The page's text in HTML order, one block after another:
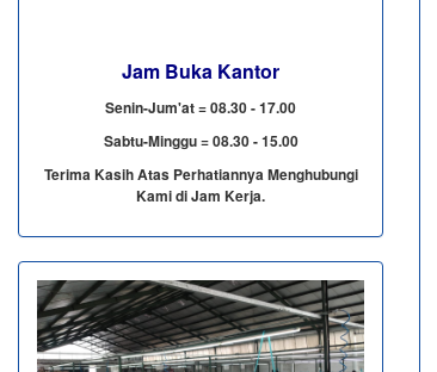
Jam Buka Kantor
Senin-Jum'at = 08.30 - 17.00
Sabtu-Minggu = 08.30 - 15.00
Terima Kasih Atas Perhatiannya Menghubungi
Kami di Jam Kerja.